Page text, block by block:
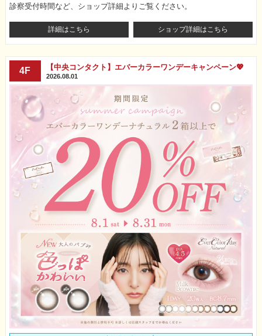
診察受付時間など、ショップ詳細よりご覧ください。
詳細はこちら ショップ詳細はこちら
4F 【中央コンタクト】エバーカラーワンデーキャンペーン💖
2026.08.01